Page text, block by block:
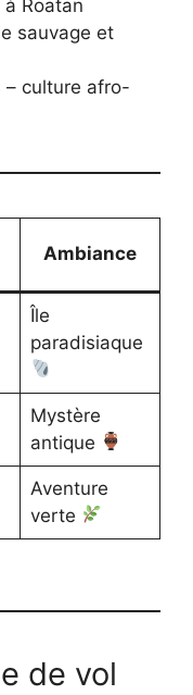
Roatan
sauvage et
– culture afro-
Ambiance
Île
paradisiaque
Mystère
antique
Aventure
verte
de vol